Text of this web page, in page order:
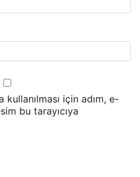
için adım, e-
bu tarayıcıya